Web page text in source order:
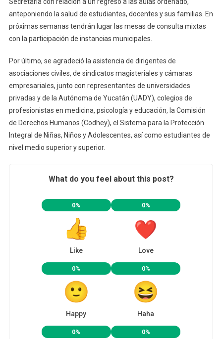
anteponiendo la salud de estudiantes, docentes y sus familias. En
próximas semanas tendrán lugar las mesas de consulta mixtas
con la participación de instancias municipales.
Por último, se agradeció la asistencia de dirigentes de
asociaciones civiles, de sindicatos magisteriales y cámaras
empresariales, junto con representantes de universidades
privadas y de la Autónoma de Yucatán (UADY), colegios de
profesionistas en medicina, psicología y educación, la Comisión
de Derechos Humanos (Codhey), el Sistema para la Protección
Integral de Niñas, Niños y Adolescentes, así como estudiantes de
nivel medio superior y superior.
What do you feel about this post?
0%
Like
0%
Love
0%
Happy
0%
Haha
0% 0%